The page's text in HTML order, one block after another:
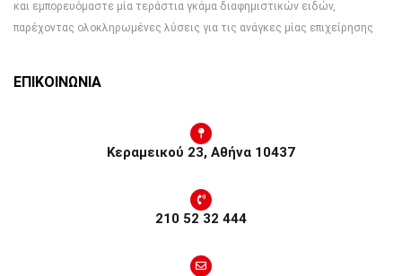
και εμπορευόμαστε μία τεράστια γκάμα διαφημιστικών ειδών,
παρέχοντας ολοκληρωμένες λύσεις για τις ανάγκες μίας επιχείρησης
ΕΠΙΚΟΙΝΩΝΙΑ
Κεραμεικού 23, Αθήνα 10437
210 52 32 444